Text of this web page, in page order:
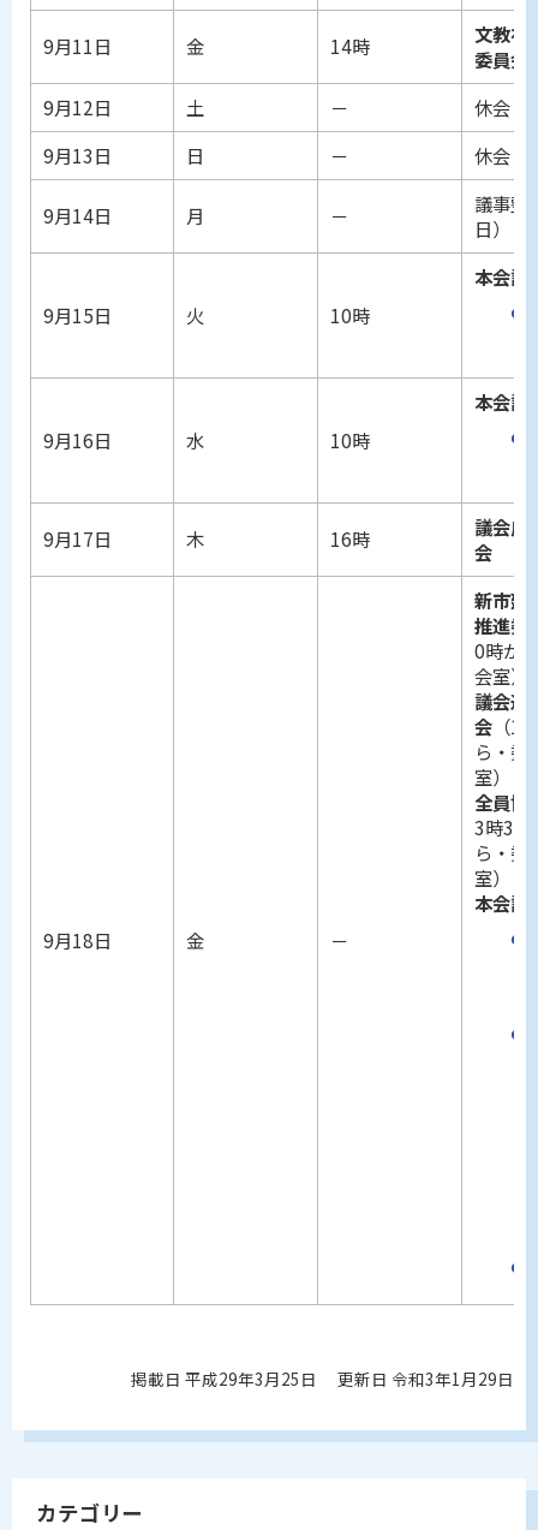
9月11日 金 14時
文教福
委員会
9月12日
土 －
休会
9月13日
日 － 休会
9月14日 月 －
議事整
日）
9月15日 火 10時
本会議
9月16日 水 10時
本会議
9月17日 木 16時
議会広
会
9月18日 金 －
新市建
推進委
0時か
会室）
議会運
会（11
ら・委
室）
全員協
3時30
ら・委
室）
本会議
掲載日 平成29年3月25日 更新日 令和3年1月29日
カテゴリー